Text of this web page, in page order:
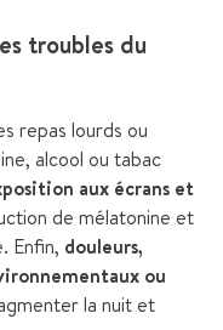
troubles du
repas lourds ou
alcool ou tabac
aux écrans et
de mélatonine et
Enfin, douleurs,
ou
la nuit et